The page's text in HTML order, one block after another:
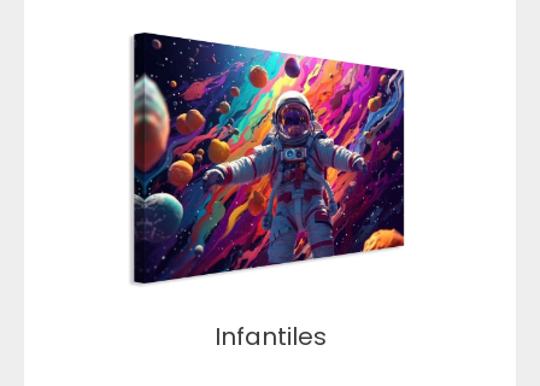
Infantiles